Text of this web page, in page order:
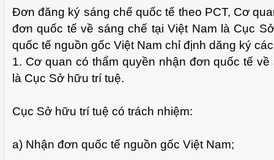
Đơn đăng ký sáng chế quốc tế theo PCT, Cơ
đơn quốc tế về sáng chế tại Việt Nam là Cục
quốc tế nguồn gốc Việt Nam chỉ định dăng ký
1. Cơ quan có thẩm quyền nhận đơn quốc tế
là Cục Sở hữu trí tuệ.
Cục Sở hữu trí tuệ có trách nhiệm:
a) Nhận đơn quốc tế nguồn gốc Việt Nam;